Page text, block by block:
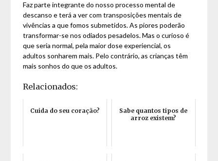
Faz parte integrante do nosso processo mental de
descanso e terá a ver com transposições mentais de
vivências a que fomos submetidos. As piores poderão
transformar-se nos odiados pesadelos. Mas o curioso é
que seria normal, pela maior dose experiencial, os
adultos sonharem mais. Pelo contrário, as crianças têm
mais sonhos do que os adultos.
Relacionados:
Cuida do seu coração?
Sabe quantos tipos de
arroz existem?